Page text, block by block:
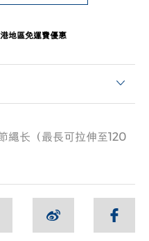
地區免運費優惠
繩长（最長可拉伸至120